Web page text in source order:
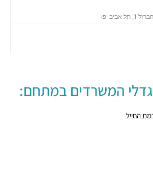
הברזל 1, תל אביב יפו
25, תל אביב יפו
10, תל אביב יפו
המשרדים במתחם:
החייל